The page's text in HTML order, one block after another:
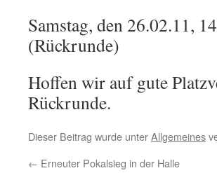
Samstag, den 26.02.11,
(Rückrunde)
Hoffen wir auf gute
Rückrunde.
Dieser Beitrag wurde unterAllgemeines
← Erneuter Pokalsieg in der Halle